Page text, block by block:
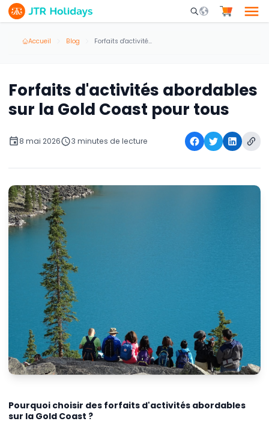
Mobile Search
Accueil Blog Forfaits d'activités abordables sur la Gold Coast pour tous
Forfaits d'activités abordables
sur la Gold Coast pour tous
8 mai 2026 3 minutes de lecture
Pourquoi choisir des forfaits d'activités abordables
sur la Gold Coast ?